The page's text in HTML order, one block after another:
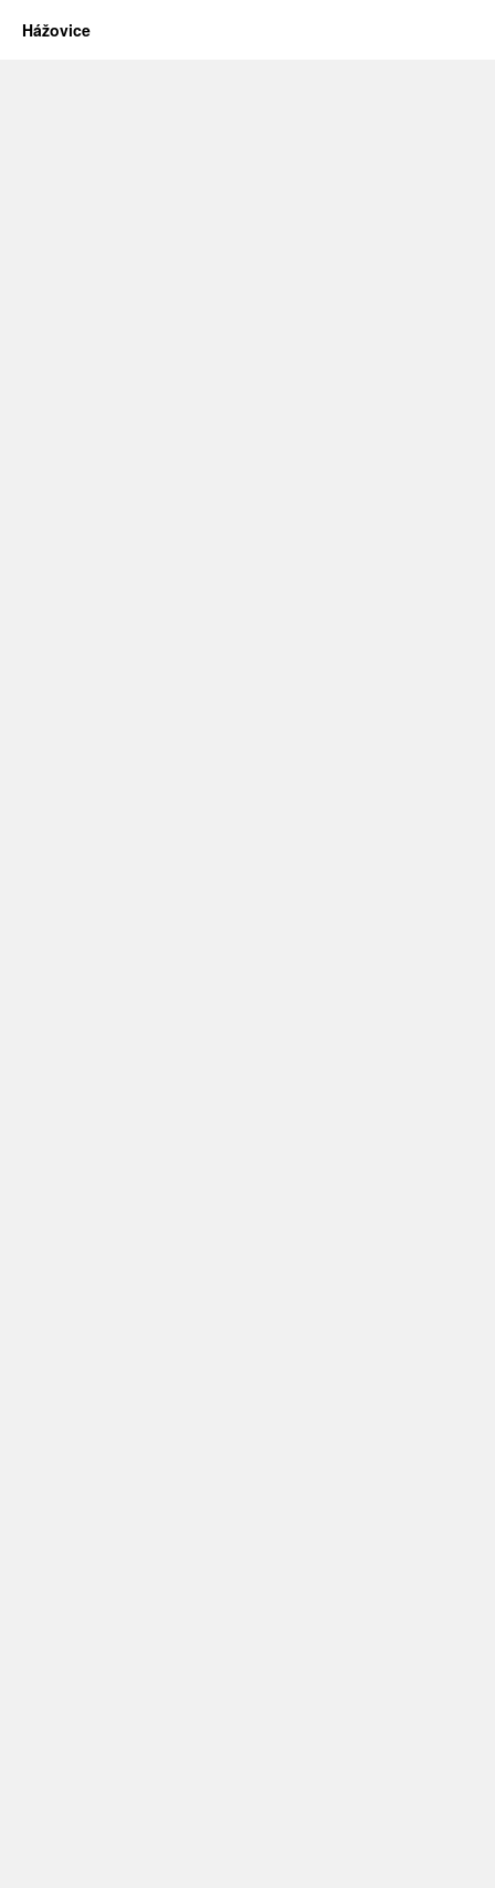
Hážovice